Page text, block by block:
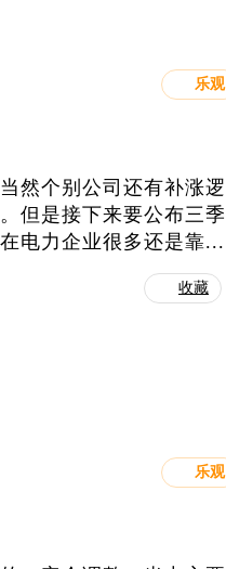
乐观
然个别公司还有补涨逻
但是接下来要公布三季
电力企业很多还是靠...
收藏
乐观